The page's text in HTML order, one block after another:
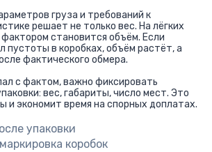
груза и требований к
решает не только вес. На лёгких
становится объём. Если
пустоты в коробках, объём растёт, а
фактического обмера.
с фактом, важно фиксировать
вес, габариты, число мест. Это
и экономит время на спорных доплатах.
упаковки
коробок